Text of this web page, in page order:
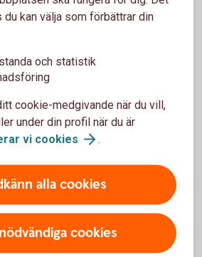
en extra nolla, 9 siffror i
i clearingnumret
från vilka banker?
från vissa banker, till exempel
kan välja som förbättrar din
och statistik
cookie-medgivande när du vill,
under din profil när du är
vi cookies .
alla cookies
cookies